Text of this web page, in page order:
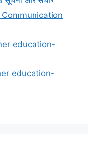
Communication
education-
education-